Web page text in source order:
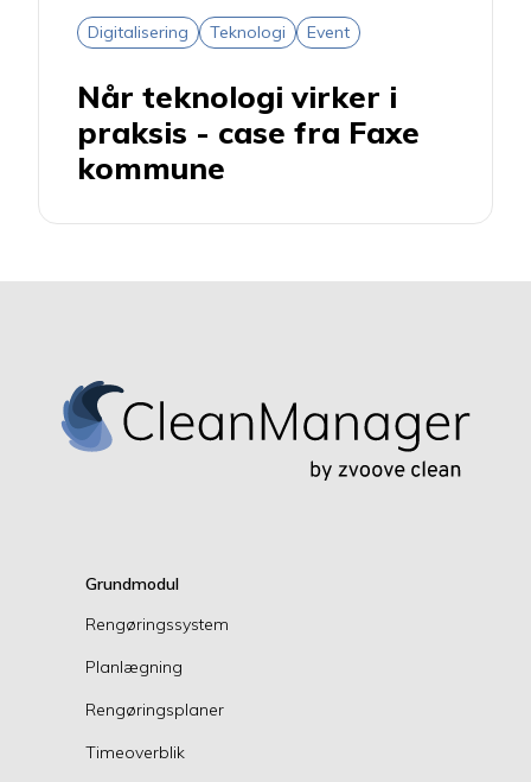
Digitalisering Teknologi Event
Når teknologi virker i
praksis - case fra Faxe
kommune
Grundmodul
Rengøringssystem
Planlægning
Rengøringsplaner
Timeoverblik